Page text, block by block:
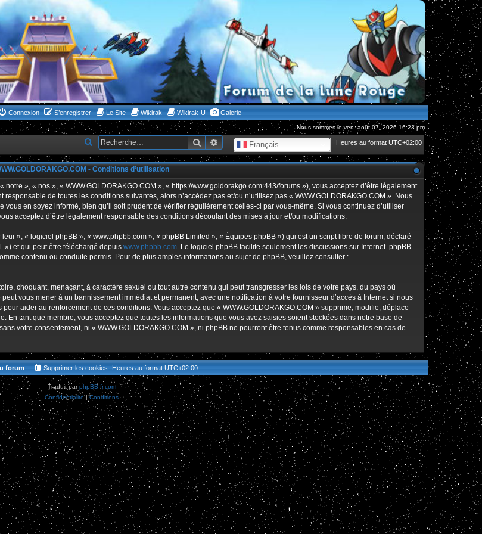
Connexion S’enregistrer Le Site Wikirak Wikirak-U Galerie
Nous sommes le ven. août 07, 2026 16:23 pm
Heures au format UTC+02:00
Français
RechercherRecherche avancée
e
c
h
e
r
h
e
- Conditions d’utilisation
», « nos », « WWW.GOLDORAKGO.COM », « https://www.goldorakgo.com:443/forums »), vous acceptez d’être légalement
de toutes les conditions suivantes, alors n’accédez pas et/ou n’utilisez pas « WWW.GOLDORAKGO.COM ». Nous
en soyez informé, bien qu’il soit prudent de vérifier régulièrement celles-ci par vous-même. Si vous continuez d’utiliser
acceptez d’être légalement responsable des conditions découlant des mises à jour et/ou modifications.
», « logiciel phpBB », « www.phpbb.com », « phpBB Limited », « Équipes phpBB ») qui est un script libre de forum, déclaré
») et qui peut être téléchargé depuis www.phpbb.com. Le logiciel phpBB facilite seulement les discussions sur Internet. phpBB
contenu ou conduite permis. Pour de plus amples informations au sujet de phpBB, veuillez consulter :
choquant, menaçant, à caractère sexuel ou tout autre contenu qui peut transgresser les lois de votre pays, du pays où
vous mener à un bannissement immédiat et permanent, avec une notification à votre fournisseur d’accès à Internet si nous
aider au renforcement de ces conditions. Vous acceptez que « WWW.GOLDORAKGO.COM » supprime, modifie, déplace
En tant que membre, vous acceptez que toutes les informations que vous avez saisies soient stockées dans notre base de
votre consentement, ni « WWW.GOLDORAKGO.COM », ni phpBB ne pourront être tenus comme responsables en cas de
forum Heures au format UTC+02:00
Supprimer les cookies
Traduit parphpBB-fr.com
Confidentialité|Conditions